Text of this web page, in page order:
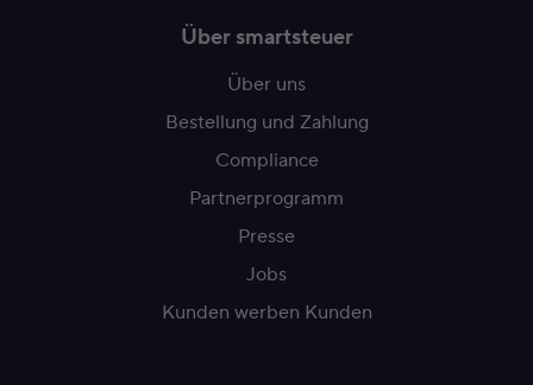
Über smartsteuer
Über uns
Bestellung und Zahlung
Compliance
Partnerprogramm
Presse
Jobs
Kunden werben Kunden